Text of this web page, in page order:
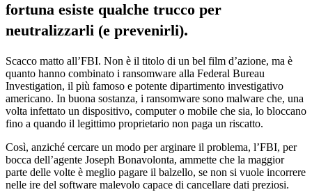
fortuna esiste qualche trucco per
neutralizzarli (e prevenirli).
Scacco matto all’FBI. Non è il titolo di un bel film d’azione, ma è
quanto hanno combinato i ransomware alla Federal Bureau
Investigation, il più famoso e potente dipartimento investigativo
americano. In buona sostanza, i ransomware sono malware che, una
volta infettato un dispositivo, computer o mobile che sia, lo bloccano
fino a quando il legittimo proprietario non paga un riscatto.
Così, anziché cercare un modo per arginare il problema, l’FBI, per
bocca dell’agente Joseph Bonavolonta, ammette che la maggior
parte delle volte è meglio pagare il balzello, se non si vuole incorrere
nelle ire del software malevolo capace di cancellare dati preziosi.